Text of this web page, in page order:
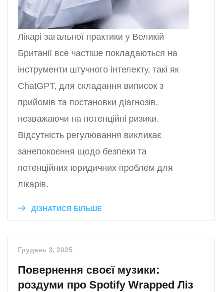
Лікарі загальної практики у Великій
Британії все частіше покладаються на
інструменти штучного інтелекту, такі як
ChatGPT, для складання виписок з
прийомів та постановки діагнозів,
незважаючи на потенційні ризики.
Відсутність регулювання викликає
занепокоєння щодо безпеки та
потенційних юридичних проблем для
лікарів.
ДІЗНАТИСЯ БІЛЬШЕ
Грудень 3, 2025
Повернення своєї музики:
роздуми про Spotify Wrapped Ліз